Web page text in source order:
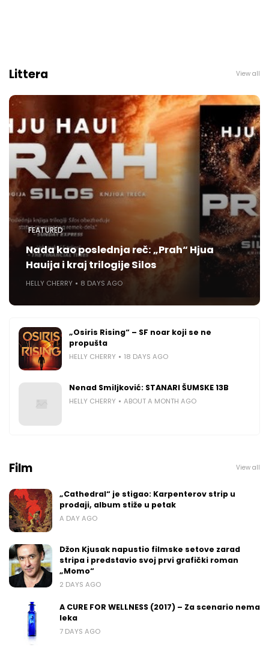
Littera View all
FEATURED
Nada kao poslednja reč: „Prah“ Hjua
Hauija i kraj trilogije Silos
HELLY CHERRY 8 DAYS AGO
„Osiris Rising“ – SF noar koji se ne
propušta
HELLY CHERRY 18 DAYS AGO
Nenad Smiljković: STANARI ŠUMSKE 13B
HELLY CHERRY ABOUT A MONTH AGO
Film View all
„Cathedral“ je stigao: Karpenterov strip u
prodaji, album stiže u petak
A DAY AGO
Džon Kjusak napustio filmske setove zarad
stripa i predstavio svoj prvi grafički roman
„Momo“
2 DAYS AGO
A CURE FOR WELLNESS (2017) – Za scenario nema
leka
7 DAYS AGO